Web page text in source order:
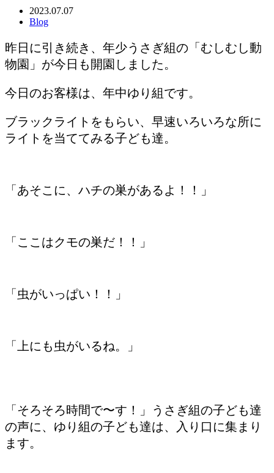
2023.07.07
Blog
昨日に引き続き、年少うさぎ組の「むしむし動
物園」が今日も開園しました。
今日のお客様は、年中ゆり組です。
ブラックライトをもらい、早速いろいろな所に
ライトを当ててみる子ども達。
「あそこに、ハチの巣があるよ！！」
「ここはクモの巣だ！！」
「虫がいっぱい！！」
「上にも虫がいるね。」
「そろそろ時間で〜す！」うさぎ組の子ども達
の声に、ゆり組の子ども達は、入り口に集まり
ます。